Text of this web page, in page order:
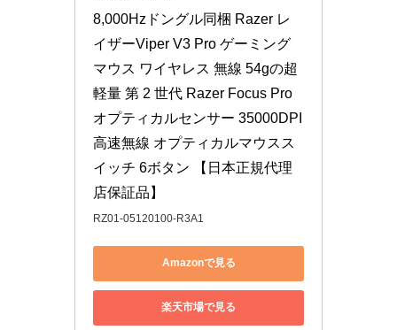
8,000Hzドングル同梱 Razer レ
イザーViper V3 Pro ゲーミング
マウス ワイヤレス 無線 54gの超
軽量 第 2 世代 Razer Focus Pro
オプティカルセンサー 35000DPI
高速無線 オプティカルマウスス
イッチ 6ボタン 【日本正規代理
店保証品】
RZ01-05120100-R3A1
Amazonで見る
楽天市場で見る